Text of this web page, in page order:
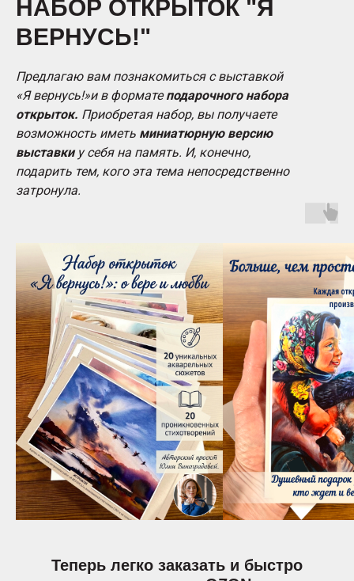
НАБОР ОТКРЫТОК "Я
ВЕРНУСЬ!"
Предлагаю вам познакомиться с выставкой
«Я вернусь!»и в форматеподарочного набора
открыток. Приобретая набор, вы получаете
возможность иметь миниатюрную версию
выставкиу себя на память. И, конечно,
подарить тем, кого эта тема непосредственно
затронула.
Теперь легко заказать и быстро